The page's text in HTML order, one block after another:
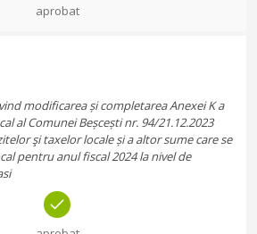
aprobat
modificarea și completarea Anexei K a
al Comunei Beșcești nr. 94/21.12.2023
şi taxelor locale și a altor sume care se
pentru anul fiscal 2024 la nivel de